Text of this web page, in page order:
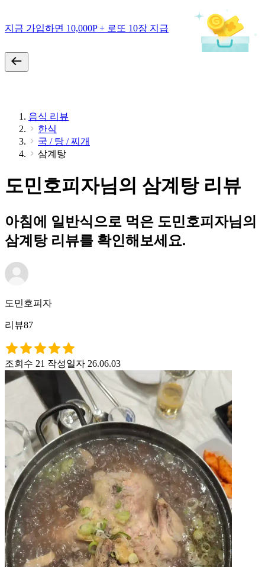
지금 가입하면 10,000P + 로또 10장 지급
음식 리뷰
한식
국 / 탕 / 찌개
삼계탕
도민호피자님의 삼계탕 리뷰
아침에 일반식으로 먹은 도민호피자님의
삼계탕 리뷰를 확인해보세요.
도민호피자
리뷰87
조회수 21 작성일자 26.06.03